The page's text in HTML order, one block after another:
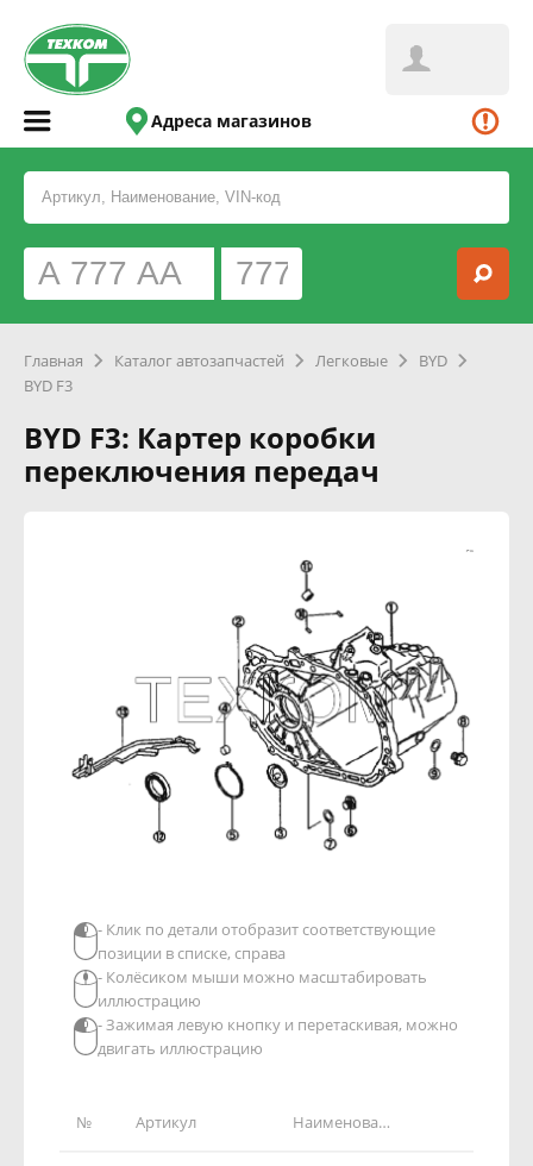
Адреса магазинов
Главная Каталог автозапчастей Легковые
BYD
BYD F3
BYD F3: Картер коробки
переключения передач
№ Артикул Наименование детали
- Клик по детали отобразит соответствующие
позиции в списке, справа
- Колёсиком мыши можно масштабировать
иллюстрацию
- Зажимая левую кнопку и перетаскивая, можно
двигать иллюстрацию